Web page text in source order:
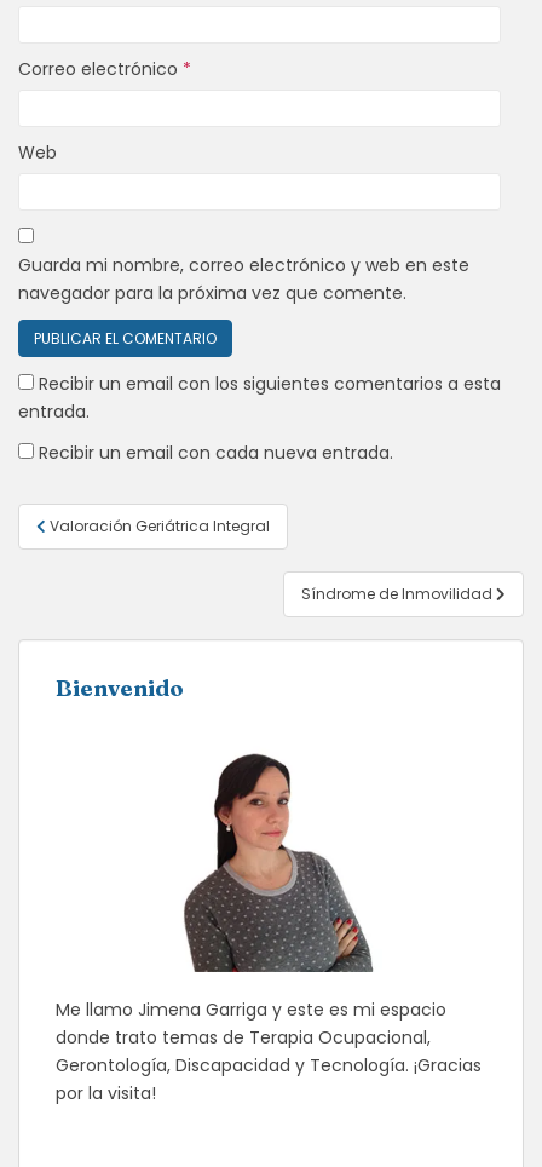
Correo electrónico *
Web
Guarda mi nombre, correo electrónico y web en este
navegador para la próxima vez que comente.
Recibir un email con los siguientes comentarios a esta
entrada.
Recibir un email con cada nueva entrada.
Navegación
de
Valoración Geriátrica Integral
Síndrome de Inmovilidad
Bienvenido
Me llamo Jimena Garriga y este es mi espacio
donde trato temas de Terapia Ocupacional,
Gerontología, Discapacidad y Tecnología. ¡Gracias
por la visita!